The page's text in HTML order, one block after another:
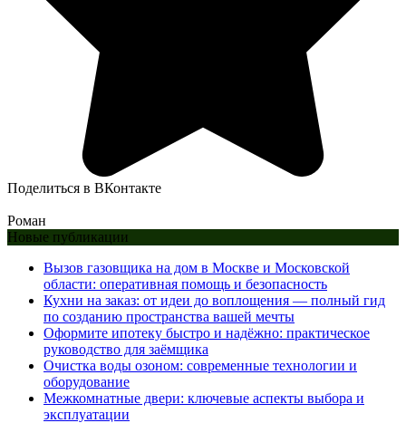
Поделиться в ВКонтакте
Роман
Новые публикации
Вызов газовщика на дом в Москве и Московской
области: оперативная помощь и безопасность
Кухни на заказ: от идеи до воплощения — полный гид
по созданию пространства вашей мечты
Оформите ипотеку быстро и надёжно: практическое
руководство для заёмщика
Очистка воды озоном: современные технологии и
оборудование
Межкомнатные двери: ключевые аспекты выбора и
эксплуатации